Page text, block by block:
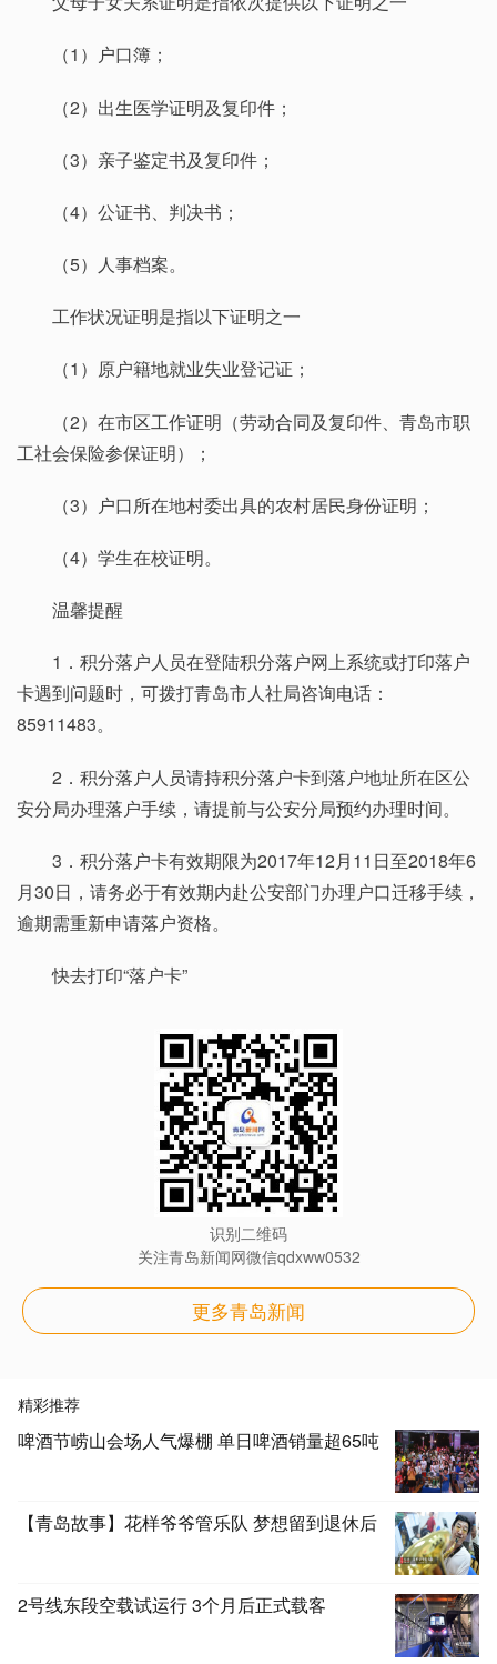
（1）户口簿；
（2）出生医学证明及复印件；
（3）亲子鉴定书及复印件；
（4）公证书、判决书；
（5）人事档案。
工作状况证明是指以下证明之一
（1）原户籍地就业失业登记证；
（2）在市区工作证明（劳动合同及复印件、青岛市职
工社会保险参保证明）；
（3）户口所在地村委出具的农村居民身份证明；
（4）学生在校证明。
温馨提醒
1．积分落户人员在登陆积分落户网上系统或打印落户
卡遇到问题时，可拨打青岛市人社局咨询电话：
85911483。
2．积分落户人员请持积分落户卡到落户地址所在区公
安分局办理落户手续，请提前与公安分局预约办理时间。
3．积分落户卡有效期限为2017年12月11日至2018年6
月30日，请务必于有效期内赴公安部门办理户口迁移手续，
逾期需重新申请落户资格。
快去打印“落户卡”
识别二维码
关注青岛新闻网微信qdxww0532
更多青岛新闻
精彩推荐
啤酒节崂山会场人气爆棚 单日啤酒销量超65吨
【青岛故事】花样爷爷管乐队 梦想留到退休后
2号线东段空载试运行 3个月后正式载客